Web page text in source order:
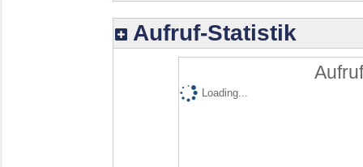
Aufruf-Statistik
Loading...